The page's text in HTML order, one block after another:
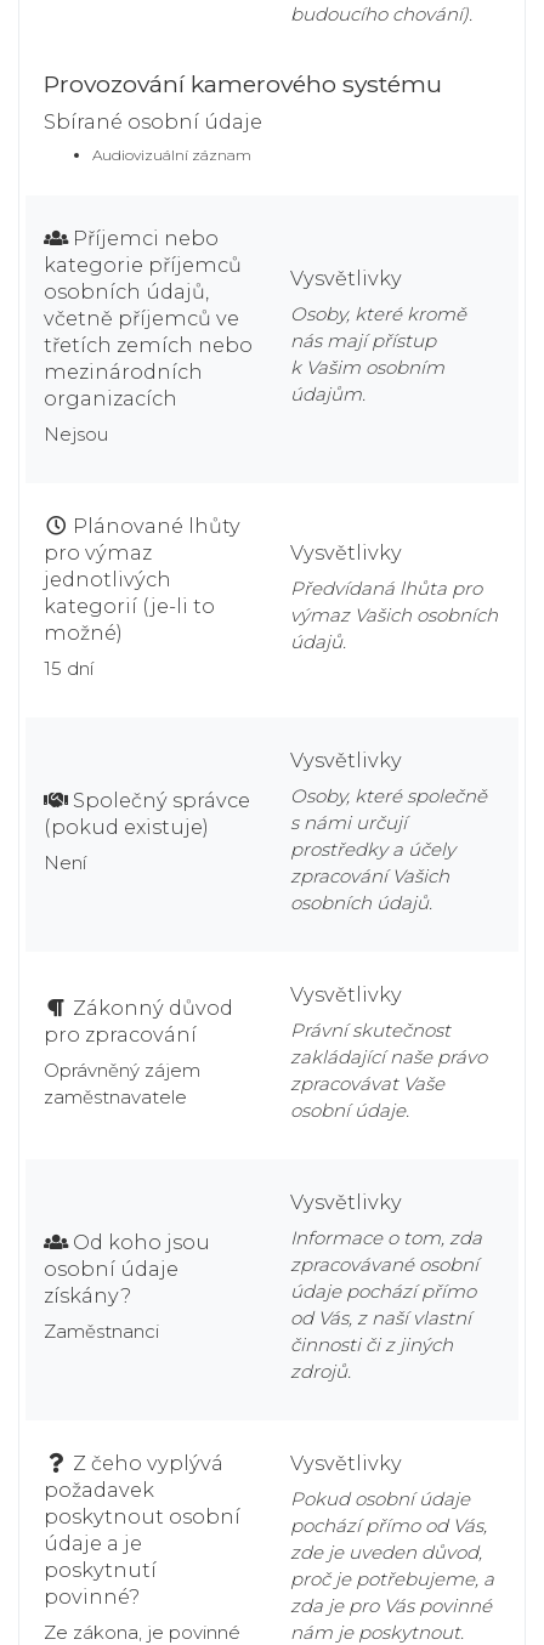
budoucího chování).
Provozování kamerového systému
Sbírané osobní údaje
Audiovizuální záznam
Příjemci nebo
kategorie příjemců
osobních údajů,
včetně příjemců ve
třetích zemích nebo
mezinárodních
organizacích
Nejsou
Vysvětlivky
Osoby, které kromě
nás mají přístup
k Vašim osobním
údajům.
Plánované lhůty
pro výmaz
jednotlivých
kategorií (je-li to
možné)
15 dní
Vysvětlivky
Předvídaná lhůta pro
výmaz Vašich osobních
údajů.
Společný správce
(pokud existuje)
Není
Vysvětlivky
Osoby, které společně
s námi určují
prostředky a účely
zpracování Vašich
osobních údajů.
Zákonný důvod
pro zpracování
Oprávněný zájem
zaměstnavatele
Vysvětlivky
Právní skutečnost
zakládající naše právo
zpracovávat Vaše
osobní údaje.
Od koho jsou
osobní údaje
získány?
Zaměstnanci
Vysvětlivky
Informace o tom, zda
zpracovávané osobní
údaje pochází přímo
od Vás, z naší vlastní
činnosti či z jiných
zdrojů.
Z čeho vyplývá
požadavek
poskytnout osobní
údaje a je
poskytnutí
povinné?
Ze zákona, je povinné
Vysvětlivky
Pokud osobní údaje
pochází přímo od Vás,
zde je uveden důvod,
proč je potřebujeme, a
zda je pro Vás povinné
nám je poskytnout.